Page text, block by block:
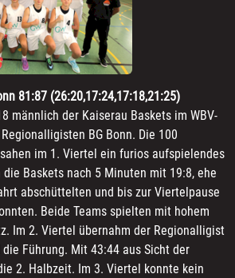
81:87 (26:20,17:24,17:18,21:25)
männlich der Kaiserau Baskets im WBV-
BG Bonn. Die 100
im 1. Viertel ein furios aufspielendes
Baskets nach 5 Minuten mit 19:8, ehe
abschüttelten und bis zur Viertelpause
Beide Teams spielten mit hohem
Im 2. Viertel übernahm der Regionalligist
Führung. Mit 43:44 aus Sicht der
2. Halbzeit. Im 3. Viertel konnte kein